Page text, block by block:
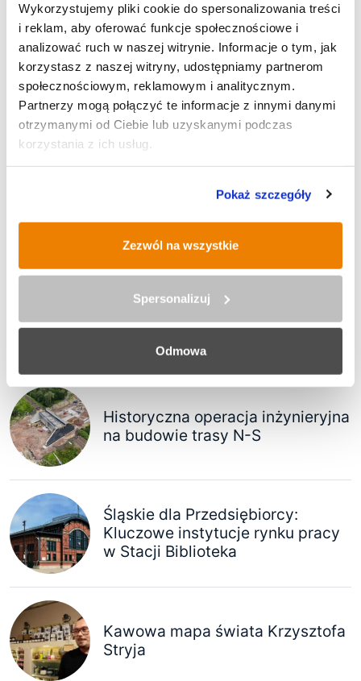
Wykorzystujemy pliki cookie do spersonalizowania treści
i reklam, aby oferować funkcje społecznościowe i
analizować ruch w naszej witrynie. Informacje o tym, jak
korzystasz z naszej witryny, udostępniamy partnerom
społecznościowym, reklamowym i analitycznym.
Partnerzy mogą połączyć te informacje z innymi danymi
otrzymanymi od Ciebie lub uzyskanymi podczas
korzystania z ich usług.
Pokaż szczegóły
Zezwól na wszystkie
Spersonalizuj
Odmowa
IX Rudzki Półmaraton Industrialny
Historyczna operacja inżynieryjna
na budowie trasy N-S
Śląskie dla Przedsiębiorcy:
Kluczowe instytucje rynku pracy
w Stacji Biblioteka
Kawowa mapa świata Krzysztofa
Stryja